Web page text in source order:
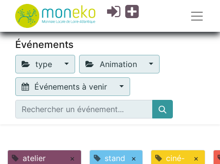
Événements
type Animation
Événements à venir
atelier
×
stand
×
ciné-
×